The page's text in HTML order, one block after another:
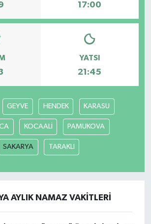
17:00
YATSI
21:45
GEYVE HENDEK KARASU
KOCAALİ PAMUKOVA
SAKARYA TARAKLI
AYLIK NAMAZ VAKITLERI